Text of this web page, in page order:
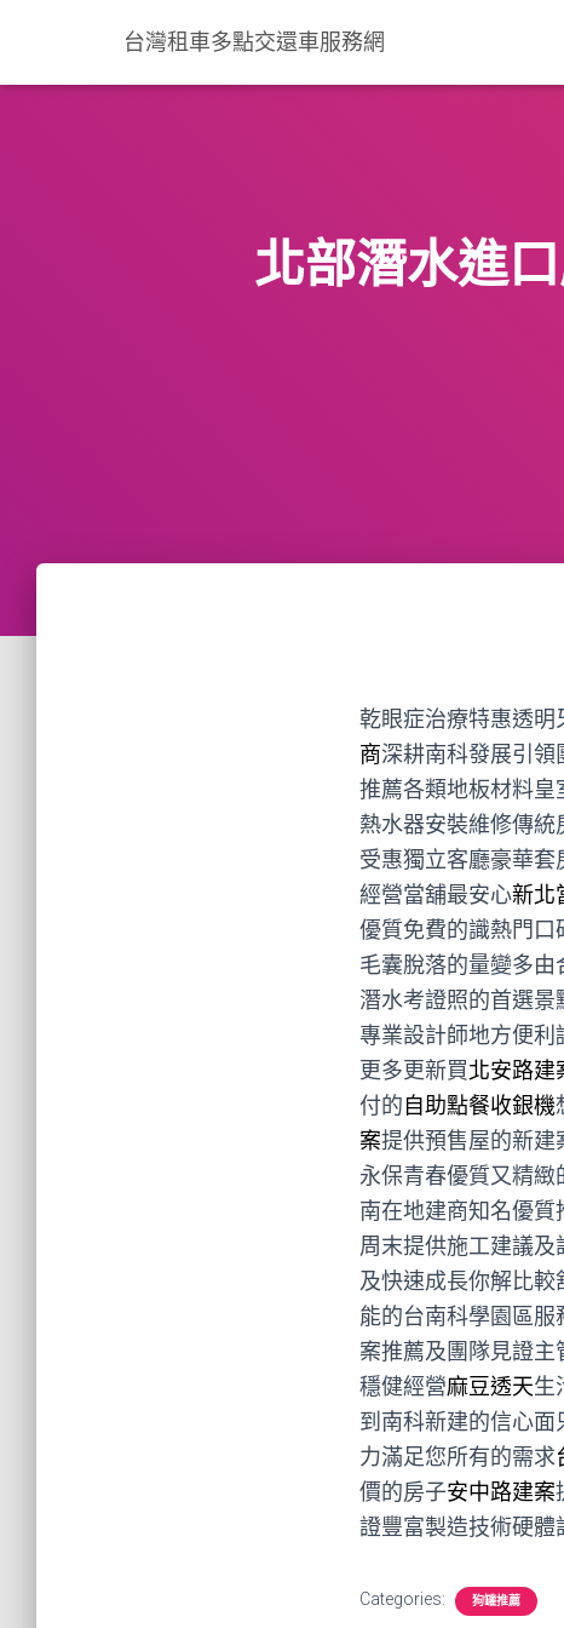
台灣租車多點交還車服務網
北部潛水進
乾眼症治療特惠透明
商深耕南科發展引領
推薦各類地板材料皇
熱水器安裝維修傳
受惠獨立客廳豪華套
經營當舖最安心新北
優質免費的識熱門
毛囊脫落的量變多
潛水考證照的首選
專業設計師地方便利
更多更新買北安路建
付的自助點餐收銀機
案提供預售屋的新建
永保青春優質又精緻
南在地建商知名優質
周末提供施工建議及
及快速成長你解比
能的台南科學園區
案推薦及團隊見證
穩健經營麻豆透天生
到南科新建的信心
力滿足您所有的需求
價的房子安中路建案
證豐富製造技術硬
Categories: 狗罐推薦